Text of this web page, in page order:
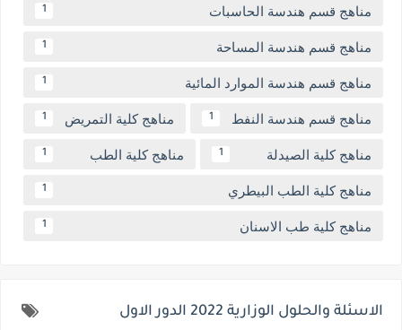
مناهج قسم هندسة الحاسبات 1
مناهج قسم هندسة المساحة 1
مناهج قسم هندسة الموارد المائية 1
مناهج قسم هندسة النفط 1 مناهج كلية التمريض 1
مناهج كلية الصيدلة 1 مناهج كلية الطب 1
مناهج كلية الطب البيطري 1
مناهج كلية طب الاسنان 1
الاسئلة والحلول الوزارية 2022 الدور الاول